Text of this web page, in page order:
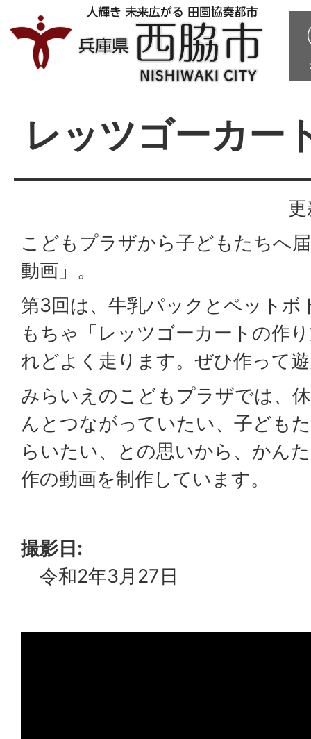
レッツゴーカー
こどもプラザから子どもたちへ
動画」。
第3回は、牛乳パックとペットボ
もちゃ「レッツゴーカートの作
れどよく走ります。ぜひ作って
みらいえのこどもプラザでは、
んとつながっていたい、子ども
らいたい、との思いから、かん
作の動画を制作しています。
撮影日:
令和2年3月27日